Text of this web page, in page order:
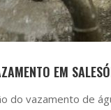
EM
do vazamento de